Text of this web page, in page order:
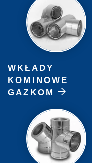
WKŁADY
KOMINOWE
GAZKOM